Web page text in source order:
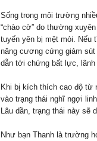
Sống trong môi trường
“chào cờ” do thường
tuyến yên bị mệt mỏi. Nếu
năng cương cứng giảm
dẫn tới chứng bất lực, lãnh
Khi bị kích thích cao độ từ
vào trạng thái nghĩ ngợi
Lâu dần, trạng thái này sẽ
Như bạn Thanh là trường